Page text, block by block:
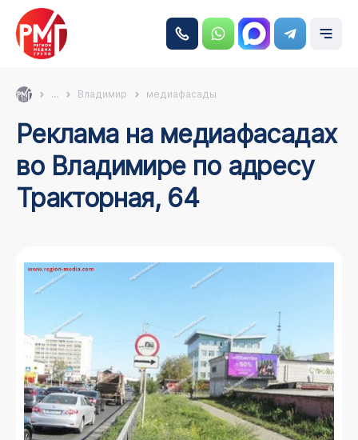
... Владимир медиафасады
Реклама на медиафасадах
во Владимире по адресу
Тракторная, 64